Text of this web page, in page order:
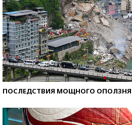
ПОСЛЕДСТВИЯ МОЩНОГО ОПОЛЗНЯ